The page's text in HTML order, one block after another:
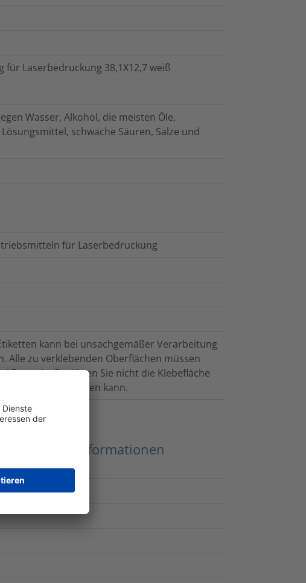
Laserbedruckung 38,1X12,7 weiß
Wasser, Alkohol, die meisten Öle,
schwache Säuren, Salze und
für Laserbedruckung
kann bei unsachgemäßer Verarbeitung
Alle zu verklebenden Oberflächen müssen
Fett sein. Berühren Sie nicht die Klebefläche
beeinträchtigen kann.
Weitere Informationen